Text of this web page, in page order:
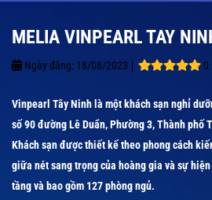
MELIA VINPEARL TAY
Ngày đăng: 18/08/2023 0
Vinpearl Tây Ninh là một khách sạn nghỉ
số 90 đường Lê Duẩn, Phường 3, Thành phố
Khách sạn được thiết kế theo phong cách
giữa nét sang trọng của hoàng gia và sự
tầng và bao gồm 127 phòng ngủ.